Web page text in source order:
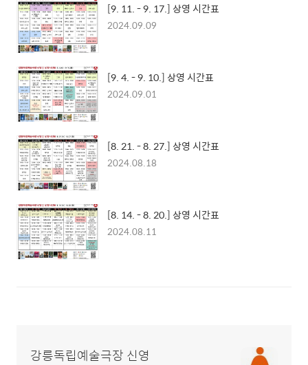
[9. 11. - 9. 17.] 상영 시간표
2024.09.09
[9. 4. - 9. 10.] 상영 시간표
2024.09.01
[8. 21. - 8. 27.] 상영 시간표
2024.08.18
[8. 14. - 8. 20.] 상영 시간표
2024.08.11
강릉독립예술극장 신영